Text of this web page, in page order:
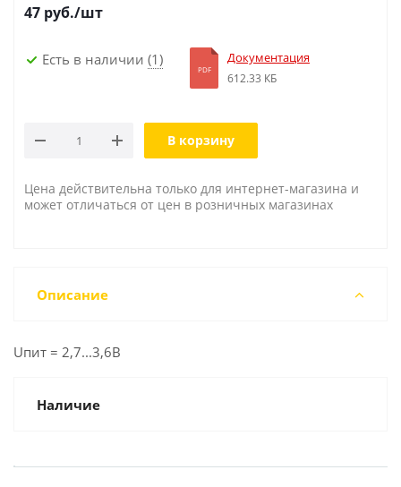
47 руб./шт
Есть в наличии (1)
PDF
Документация
612.33 КБ
В корзину
Цена действительна только для интернет-магазина и
может отличаться от цен в розничных магазинах
Описание
Uпит = 2,7...3,6В
Наличие